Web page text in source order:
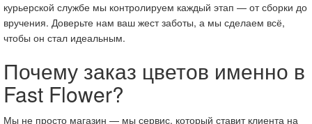
курьерской службе мы контролируем каждый этап — от сборки до
вручения. Доверьте нам ваш жест заботы, а мы сделаем всё,
чтобы он стал идеальным.
Почему заказ цветов именно в
Fast Flower?
Мы не просто магазин — мы сервис, который ставит клиента на